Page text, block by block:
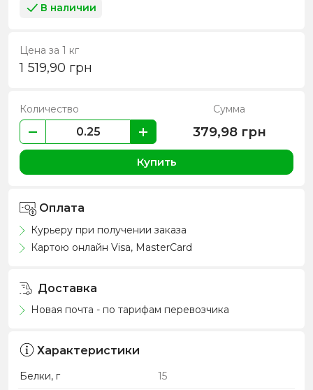
В наличии
Цена за 1 кг
1 519,90 грн
Количество Сумма
379,98 грн
Купить
Оплата
Курьеру при получении заказа
Картою онлайн Visa, MasterCard
Доставка
Новая почта - по тарифам перевозчика
Характеристики
Белки, г
15